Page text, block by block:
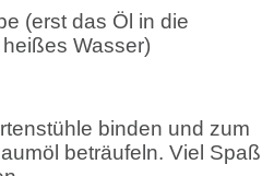
(erst das Öl in die
Wasser)
binden und zum
beträufeln. Viel Spaß